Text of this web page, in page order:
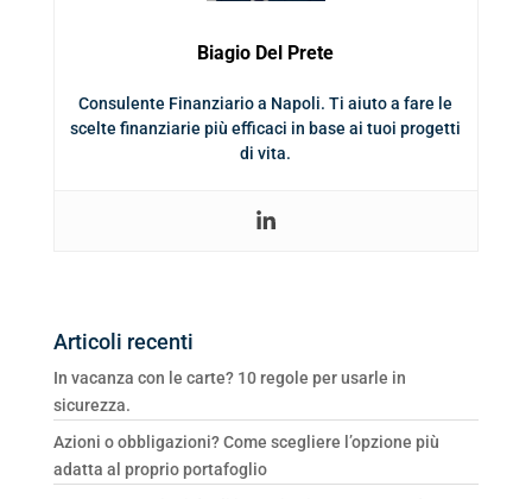
Biagio Del Prete
Consulente Finanziario a Napoli. Ti aiuto a fare le
scelte finanziarie più efficaci in base ai tuoi progetti
di vita.
Articoli recenti
In vacanza con le carte? 10 regole per usarle in
sicurezza.
Azioni o obbligazioni? Come scegliere l’opzione più
adatta al proprio portafoglio